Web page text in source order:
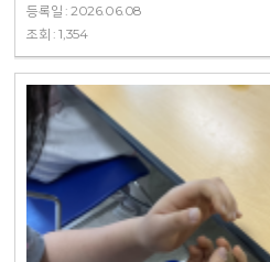
등록일 : 2026.06.08
조회 : 1,354